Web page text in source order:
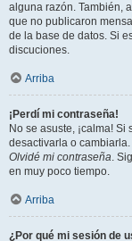
alguna razón. También,
que no publicaron
de la base de datos. Si
discuciones.
Arriba
¡Perdí mi contraseña!
No se asuste, ¡calma!
desactivarla o
Olvidé mi contraseña.
en muy poco tiempo.
Arriba
¿Por qué mi sesión de